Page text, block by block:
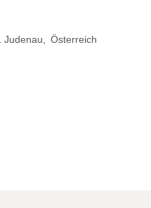
Judenau
Österreich